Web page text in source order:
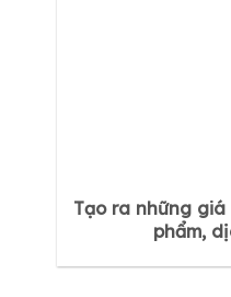
Tạo ra những
phẩm,